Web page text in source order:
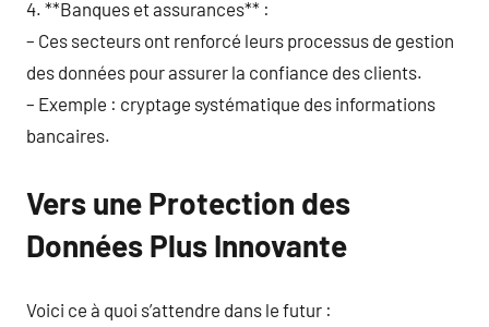
4. **Banques et assurances** :
– Ces secteurs ont renforcé leurs processus de gestion
des données pour assurer la confiance des clients.
– Exemple : cryptage systématique des informations
bancaires.
Vers une Protection des
Données Plus Innovante
Voici ce à quoi s’attendre dans le futur :